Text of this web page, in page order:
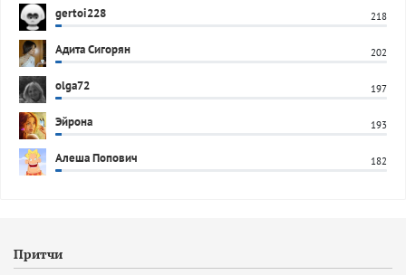
gertoi228 218
Адита Сигорян 202
olga72 197
Эйрона 193
Алеша Попович 182
Притчи